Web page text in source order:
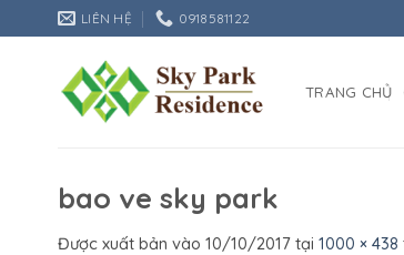
qua
LIÊN HỆ 0918581122
TRANG CHỦ
bao ve sky park
Được xuất bản vào 10/10/2017 tại 1000 × 438